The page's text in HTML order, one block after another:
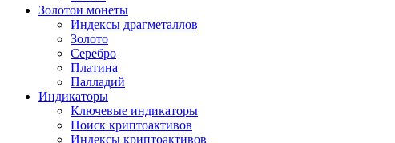
Золотои монеты
Индексы драгметаллов
Золото
Серебро
Платина
Палладий
Индикаторы
Ключевые индикаторы
Поиск криптоактивов
Индексы криптоактивов